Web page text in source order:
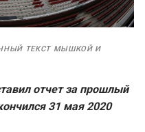
ТЕКСТ МЫШКОЙ И
отчет за прошлый
31 мая 2020